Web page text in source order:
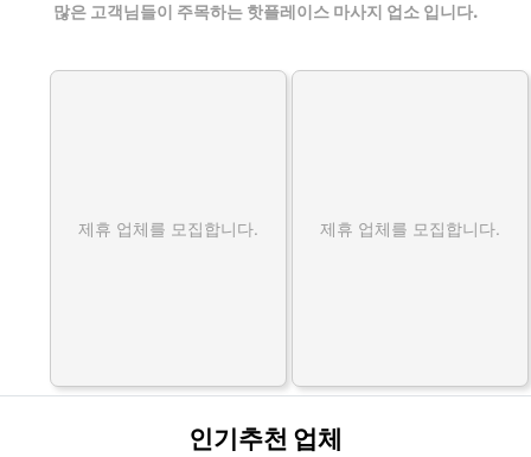
많은 고객님들이 주목하는 핫플레이스 마사지 업소 입니다.
제휴 업체를 모집합니다. 제휴 업체를 모집합니다.
인기추천 업체